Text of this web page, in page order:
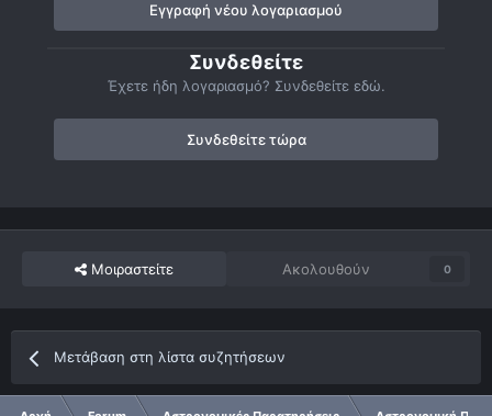
Εγγραφή νέου λογαριασμού
Συνδεθείτε
Έχετε ήδη λογαριασμό? Συνδεθείτε εδώ.
Συνδεθείτε τώρα
Μοιραστείτε Ακολουθούν 0
Μετάβαση στη λίστα συζητήσεων